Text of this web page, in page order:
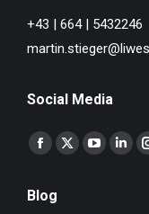
+43 | 664 | 5432246
Social Media
Finden Sie uns auf:
Facebook
opens
X
YouTube
Blog